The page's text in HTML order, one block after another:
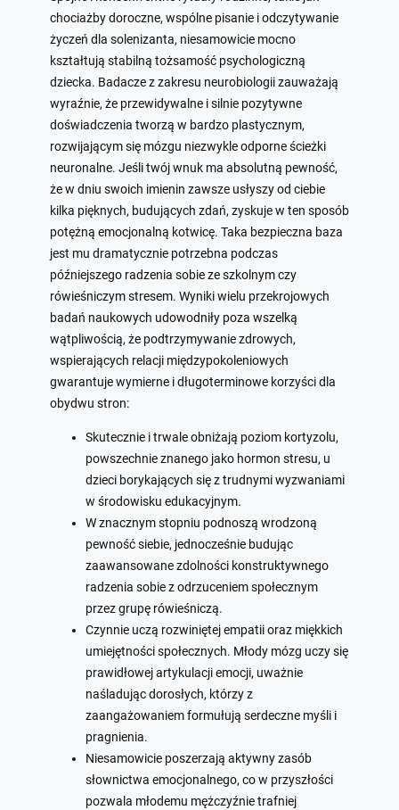
chociażby doroczne, wspólne pisanie i odczytywanie
życzeń dla solenizanta, niesamowicie mocno
kształtują stabilną tożsamość psychologiczną
dziecka. Badacze z zakresu neurobiologii zauważają
wyraźnie, że przewidywalne i silnie pozytywne
doświadczenia tworzą w bardzo plastycznym,
rozwijającym się mózgu niezwykle odporne ścieżki
neuronalne. Jeśli twój wnuk ma absolutną pewność,
że w dniu swoich imienin zawsze usłyszy od ciebie
kilka pięknych, budujących zdań, zyskuje w ten sposób
potężną emocjonalną kotwicę. Taka bezpieczna baza
jest mu dramatycznie potrzebna podczas
późniejszego radzenia sobie ze szkolnym czy
rówieśniczym stresem. Wyniki wielu przekrojowych
badań naukowych udowodniły poza wszelką
wątpliwością, że podtrzymywanie zdrowych,
wspierających relacji międzypokoleniowych
gwarantuje wymierne i długoterminowe korzyści dla
obydwu stron:
Skutecznie i trwale obniżają poziom kortyzolu,
powszechnie znanego jako hormon stresu, u
dzieci borykających się z trudnymi wyzwaniami
w środowisku edukacyjnym.
W znacznym stopniu podnoszą wrodzoną
pewność siebie, jednocześnie budując
zaawansowane zdolności konstruktywnego
radzenia sobie z odrzuceniem społecznym
przez grupę rówieśniczą.
Czynnie uczą rozwiniętej empatii oraz miękkich
umiejętności społecznych. Młody mózg uczy się
prawidłowej artykulacji emocji, uważnie
naśladując dorosłych, którzy z
zaangażowaniem formułują serdeczne myśli i
pragnienia.
Niesamowicie poszerzają aktywny zasób
słownictwa emocjonalnego, co w przyszłości
pozwala młodemu mężczyźnie trafniej